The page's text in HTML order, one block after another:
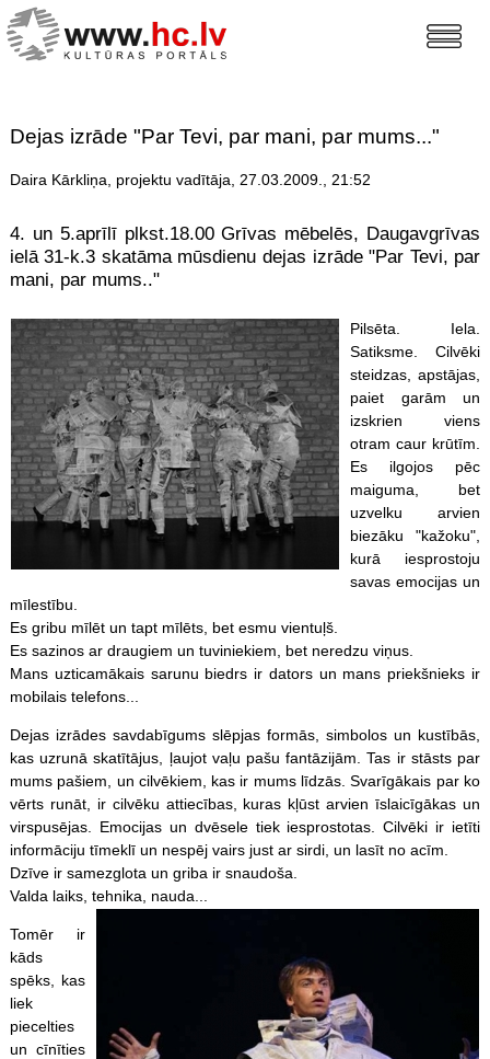
Dejas izrāde "Par Tevi, par mani, par mums..."
Daira Kārkliņa, projektu vadītāja, 27.03.2009., 21:52
4. un 5.aprīlī plkst.18.00 Grīvas mēbelēs, Daugavgrīvas
ielā 31-k.3 skatāma mūsdienu dejas izrāde "Par Tevi, par
mani, par mums.."
Pilsēta. Iela.
Satiksme. Cilvēki
steidzas, apstājas,
paiet garām un
izskrien viens
otram caur krūtīm.
Es ilgojos pēc
maiguma, bet
uzvelku arvien
biezāku "kažoku",
kurā iesprostoju
savas emocijas un
mīlestību.
Es gribu mīlēt un tapt mīlēts, bet esmu vientuļš.
Es sazinos ar draugiem un tuviniekiem, bet neredzu viņus.
Mans uzticamākais sarunu biedrs ir dators un mans priekšnieks ir
mobilais telefons...
Dejas izrādes savdabīgums slēpjas formās, simbolos un kustībās,
kas uzrunā skatītājus, ļaujot vaļu pašu fantāzijām. Tas ir stāsts par
mums pašiem, un cilvēkiem, kas ir mums līdzās. Svarīgākais par ko
vērts runāt, ir cilvēku attiecības, kuras kļūst arvien īslaicīgākas un
virspusējas. Emocijas un dvēsele tiek iesprostotas. Cilvēki ir ietīti
informāciju tīmeklī un nespēj vairs just ar sirdi, un lasīt no acīm.
Dzīve ir samezglota un griba ir snaudoša.
Valda laiks, tehnika, nauda...
Tomēr ir
kāds
spēks, kas
liek
piecelties
un cīnīties